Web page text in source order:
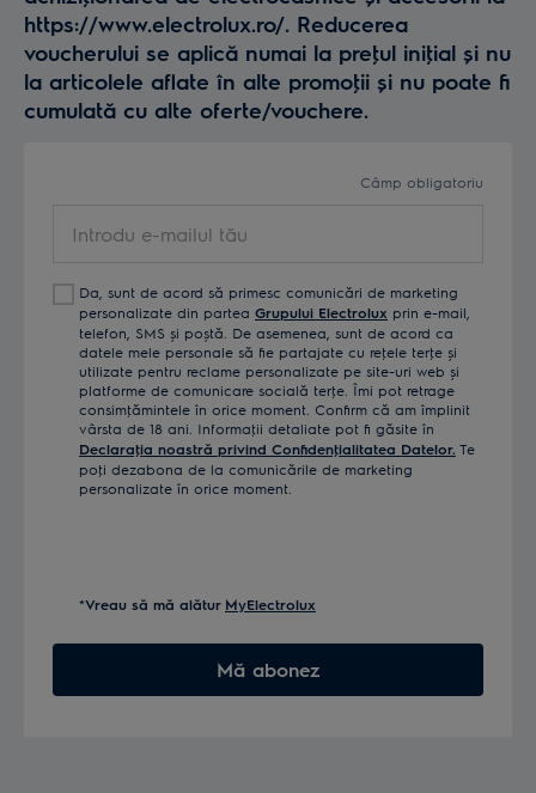
https://www.electrolux.ro/. Reducerea
voucherului se aplică numai la preţul iniţial și nu
la articolele aflate în alte promoţii și nu poate fi
cumulată cu alte oferte/vouchere.
Câmp obligatoriu
Da, sunt de acord să primesc comunicări de marketing
personalizate din partea Grupului Electrolux prin e-mail,
telefon, SMS și poștă. De asemenea, sunt de acord ca
datele mele personale să fie partajate cu reţele terţe și
utilizate pentru reclame personalizate pe site-uri web și
platforme de comunicare socială terţe. Îmi pot retrage
consimţămintele în orice moment. Confirm că am împlinit
vârsta de 18 ani. Informaţii detaliate pot fi găsite în
Declaraţia noastră privind Confidenţialitatea Datelor. Te
poţi dezabona de la comunicările de marketing
personalizate în orice moment.
*Vreau să mă alătur MyElectrolux
Mă abonez